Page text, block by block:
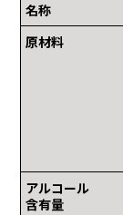
名称
原材料
アルコール
含有量